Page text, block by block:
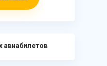
авиабилетов